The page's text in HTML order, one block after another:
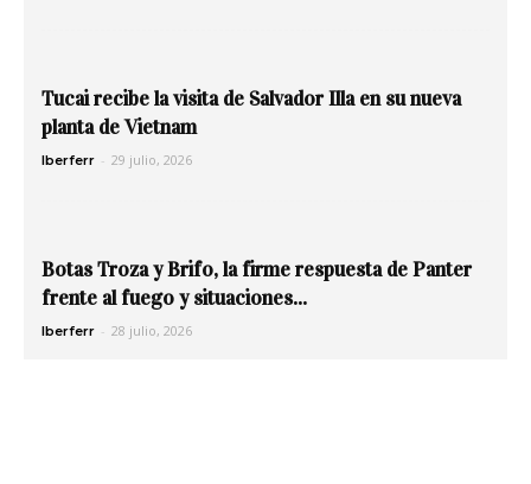
Tucai recibe la visita de Salvador Illa en su nueva
planta de Vietnam
Iberferr - 29 julio, 2026
Botas Troza y Brifo, la firme respuesta de Panter
frente al fuego y situaciones...
Iberferr - 28 julio, 2026